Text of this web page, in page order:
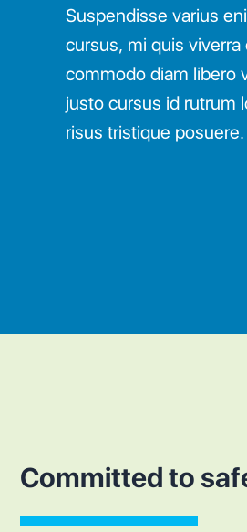
Suspendisse varius
cursus, mi quis
commodo diam libero
justo cursus id rutrum
risus tristique posuere.
Committed to